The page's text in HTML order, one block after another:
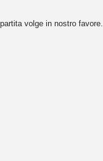
volge in nostro favore.